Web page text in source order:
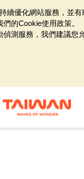
續優化網站服務，並
的Cookie使用政策。
偵測服務，我們建議您